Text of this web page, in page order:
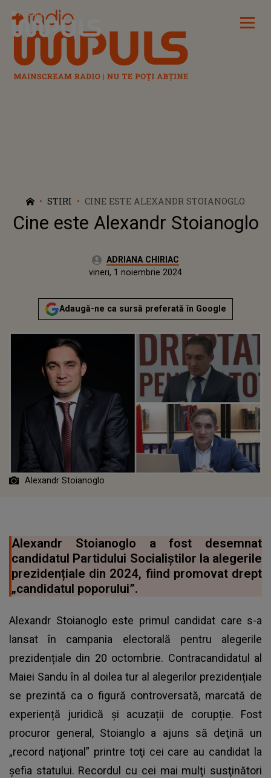
Radio Impuls
STIRI CINE ESTE ALEXANDR STOIANOGLO
Cine este Alexandr Stoianoglo
Autor:ADRIANA CHIRIAC
Publicat:
vineri, 1 noiembrie 2024
Adaugă-ne ca sursă preferată în Google
Alexandr Stoianoglo
Alexandr Stoianoglo a fost desemnat
candidatul Partidului Socialiștilor la alegerile
prezidențiale din 2024, fiind promovat drept
„candidatul poporului”.
Alexandr Stoianoglo este primul candidat care s-a
lansat în campania electorală pentru alegerile
prezidențiale din 20 octombrie. Contracandidatul al
Maiei Sandu în al doilea tur al alegerilor prezidențiale
se prezintă ca o figură controversată, marcată de
experiență juridică și acuzații de corupție. Fost
procuror general, Stoianglo a ajuns să deţină un
„record naţional” printre toţi cei care au candidat la
şefia statului. Recordul cu cei mai mulţi susţinători